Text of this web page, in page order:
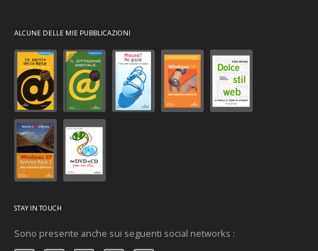
ALCUNE DELLE MIE PUBBLICAZIONI
STAY IN TOUCH
Sono presente anche sui seguenti social networks :